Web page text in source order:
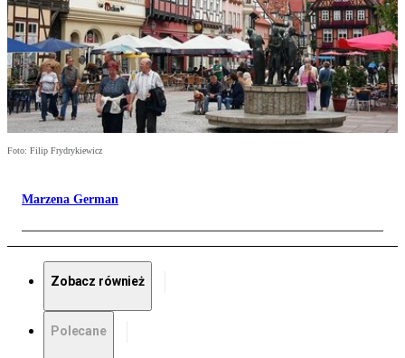
Foto: Filip Frydrykiewicz
Marzena German
Zobacz również
Polecane